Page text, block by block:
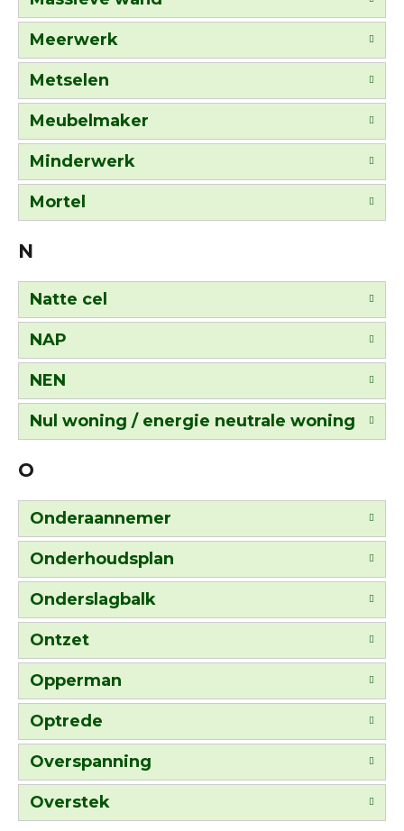
Meerwerk
Metselen
Meubelmaker
Minderwerk
Mortel
N
Natte cel
NAP
NEN
Nul woning / energie neutrale woning
O
Onderaannemer
Onderhoudsplan
Onderslagbalk
Ontzet
Opperman
Optrede
Overspanning
Overstek